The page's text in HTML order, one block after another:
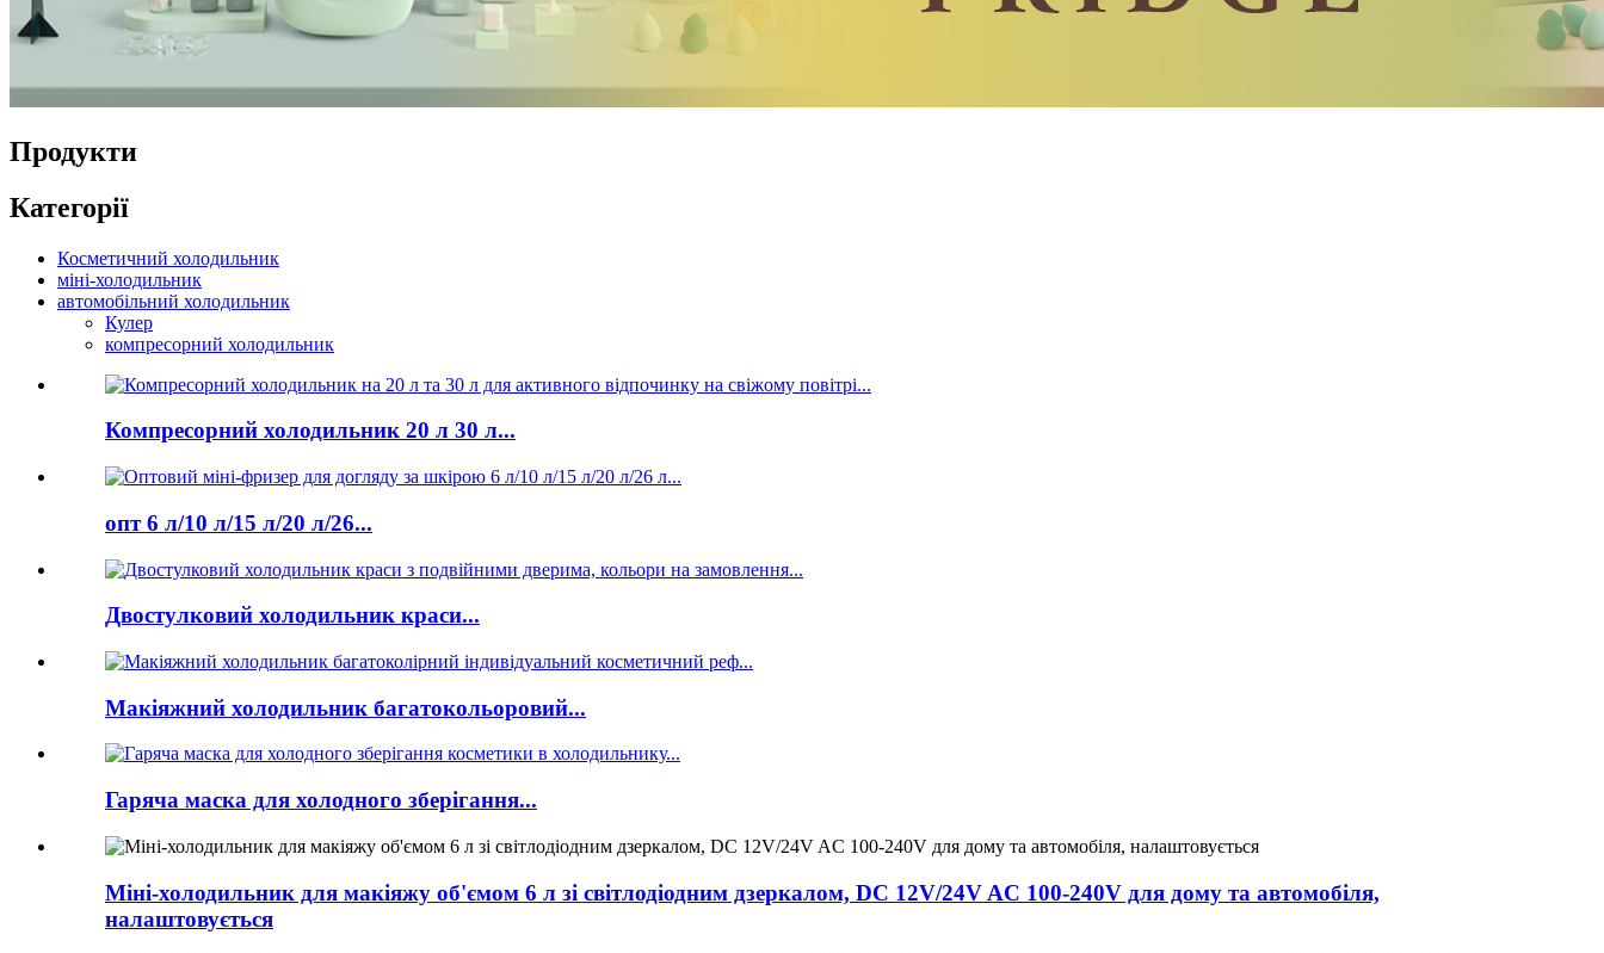
Продукти
Категорії
Косметичний холодильник
міні-холодильник
автомобільний холодильник
Кулер
компресорний холодильник
Компресорний холодильник 20 л 30 л...
опт 6 л/10 л/15 л/20 л/26...
Двостулковий холодильник краси...
Макіяжний холодильник багатокольоровий...
Гаряча маска для холодного зберігання...
Міні-холодильник для макіяжу об'ємом 6 л зі світлодіодним дзеркалом, DC 12V/24V AC 100-240V для дому та автомобіля,
налаштовується